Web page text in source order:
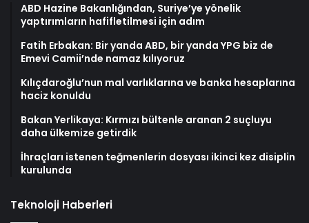
ABD Hazine Bakanlığından, Suriye’ye yönelik
yaptırımların hafifletilmesi için adım
Fatih Erbakan: Bir yanda ABD, bir yanda YPG biz de
Emevi Camii’nde namaz kılıyoruz
Kılıçdaroğlu’nun mal varlıklarına ve banka hesaplarına
haciz konuldu
Bakan Yerlikaya: Kırmızı bültenle aranan 2 suçluyu
daha ülkemize getirdik
İhraçları istenen teğmenlerin dosyası ikinci kez disiplin
kurulunda
Teknoloji Haberleri